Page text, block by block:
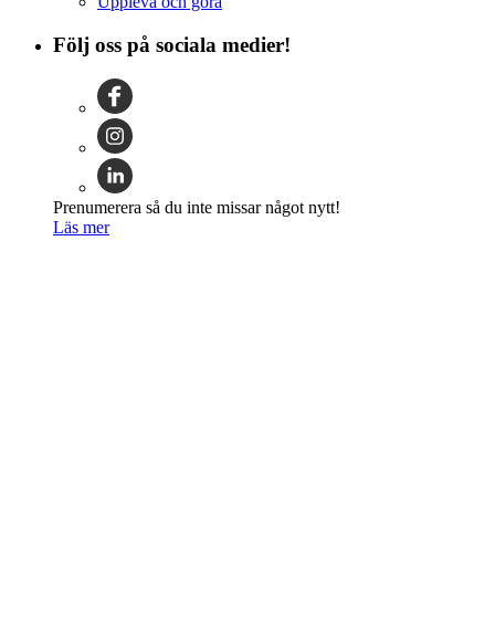
Följ oss på sociala medier!
Prenumerera så du inte missar något nytt!
Läs mer